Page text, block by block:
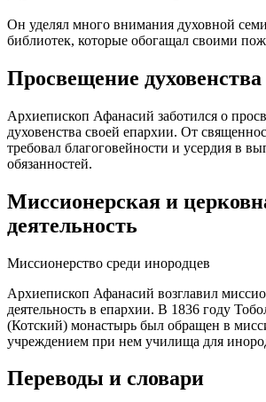
Он уделял много внимания духовной
библиотек, которые обогащал своими
Просвещение духовенства
Архиепископ Афанасий заботился о
духовенства своей епархии. От
требовал благоговейности и усердия в
обязанностей.
Миссионерская и
деятельность
Миссионерство среди инородцев
Архиепископ Афанасий возглавил
деятельность в епархии. В 1836 году
(Котский) монастырь был обращен в
учреждением при нем училища для
Переводы и словари